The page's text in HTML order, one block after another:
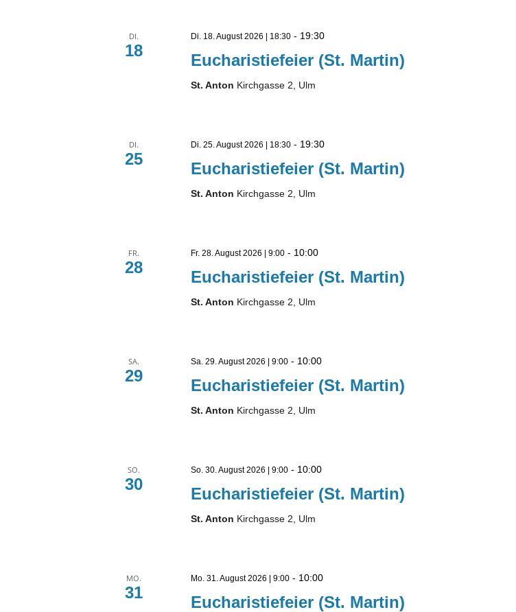
DI.
18
Di. 18. August 2026 | 18:30 - 19:30
Eucharistiefeier (St. Martin)
St. Anton Kirchgasse 2, Ulm
DI.
25
Di. 25. August 2026 | 18:30 - 19:30
Eucharistiefeier (St. Martin)
St. Anton Kirchgasse 2, Ulm
FR.
28
Fr. 28. August 2026 | 9:00 - 10:00
Eucharistiefeier (St. Martin)
St. Anton Kirchgasse 2, Ulm
SA.
29
Sa. 29. August 2026 | 9:00 - 10:00
Eucharistiefeier (St. Martin)
St. Anton Kirchgasse 2, Ulm
SO.
30
So. 30. August 2026 | 9:00 - 10:00
Eucharistiefeier (St. Martin)
St. Anton Kirchgasse 2, Ulm
MO.
31
Mo. 31. August 2026 | 9:00 - 10:00
Eucharistiefeier (St. Martin)